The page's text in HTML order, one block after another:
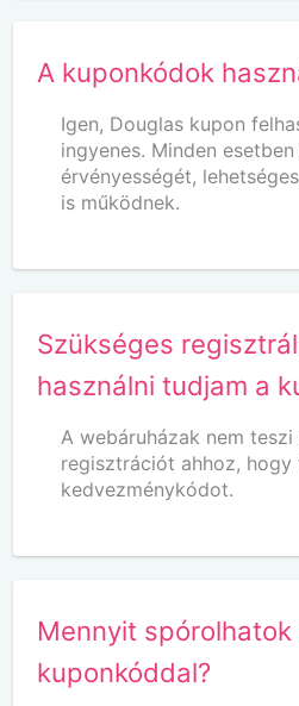
A kuponkódok
Igen, Douglas kupon
ingyenes. Minden
érvényességét,
is működnek.
Szükséges
használni tudjam a
A webáruházak nem teszi
regisztrációt ahhoz, hogy
kedvezménykódot.
Mennyit spórolhatok
kuponkóddal?